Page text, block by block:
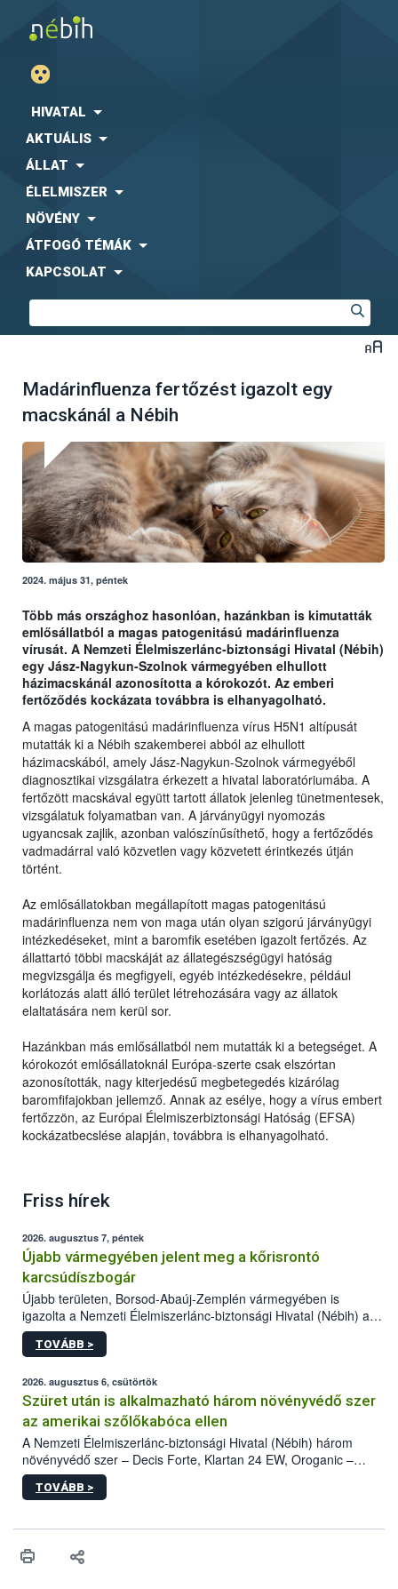
HIVATAL
AKTUÁLIS
ÁLLAT
ÉLELMISZER
NÖVÉNY
ÁTFOGÓ TÉMÁK
KAPCSOLAT
Madárinfluenza fertőzést igazolt egy
macskánál a Nébih
2024. május 31, péntek
Több más országhoz hasonlóan, hazánkban is kimutatták
emlősállatból a magas patogenitású madárinfluenza
vírusát. A Nemzeti Élelmiszerlánc-biztonsági Hivatal (Nébih)
egy Jász-Nagykun-Szolnok vármegyében elhullott
házimacskánál azonosította a kórokozót. Az emberi
fertőződés kockázata továbbra is elhanyagolható.
A magas patogenitású madárinfluenza vírus H5N1 altípusát
mutatták ki a Nébih szakemberei abból az elhullott
házimacskából, amely Jász-Nagykun-Szolnok vármegyéből
diagnosztikai vizsgálatra érkezett a hivatal laboratóriumába. A
fertőzött macskával együtt tartott állatok jelenleg tünetmentesek,
vizsgálatuk folyamatban van. A járványügyi nyomozás
ugyancsak zajlik, azonban valószínűsíthető, hogy a fertőződés
vadmadárral való közvetlen vagy közvetett érintkezés útján
történt.
Az emlősállatokban megállapított magas patogenitású
madárinfluenza nem von maga után olyan szigorú járványügyi
intézkedéseket, mint a baromfik esetében igazolt fertőzés. Az
állattartó többi macskáját az állategészségügyi hatóság
megvizsgálja és megfigyeli, egyéb intézkedésekre, például
korlátozás alatt álló terület létrehozására vagy az állatok
elaltatására nem kerül sor.
Hazánkban más emlősállatból nem mutatták ki a betegséget. A
kórokozót emlősállatoknál Európa-szerte csak elszórtan
azonosították, nagy kiterjedésű megbetegedés kizárólag
baromfifajokban jellemző. Annak az esélye, hogy a vírus embert
fertőzzön, az Európai Élelmiszerbiztonsági Hatóság (EFSA)
kockázatbecslése alapján, továbbra is elhanyagolható.
Friss hírek
2026. augusztus 7, péntek
Újabb vármegyében jelent meg a kőrisrontó
karcsúdíszbogár
Újabb területen, Borsod-Abaúj-Zemplén vármegyében is
igazolta a Nemzeti Élelmiszerlánc-biztonsági Hivatal (Nébih) a
kőrisrontó karcsúdíszbogár (Agrilus planipennis) jelenlétét. A
kártevőt nem csak színcsapdában találták meg, de már fertőzött
az intenzív felderítést, emellett az intézkedéseket a szlovák
hatósággal is összehangolják a terjedés megállítása érdekében.
TOVÁBB >
2026. augusztus 6, csütörtök
Szüret után is alkalmazható három növényvédő szer
az amerikai szőlőkabóca ellen
A Nemzeti Élelmiszerlánc-biztonsági Hivatal (Nébih) három
növényvédő szer – Decis Forte, Klartan 24 EW, Oroganic –
engedélyokiratát módosította, így azok a szüretet követően,
egészen a vesszőérettség (BBCH 91) stádiumáig
érésű szőlőkben is legyen lehetőség a károsító elleni további
felhasználók számára is elérhető és ökológiai termesztésben is
TOVÁBB >